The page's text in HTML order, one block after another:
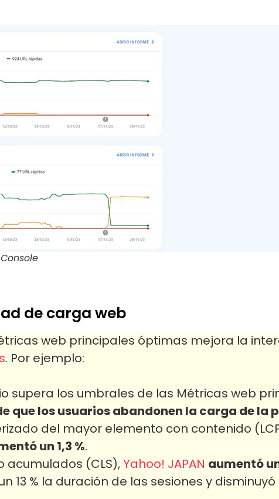
de carga web
web principales óptimas mejora la
. Por ejemplo:
supera los umbrales de las Métricas web
que los usuarios abandonen la carga de la
del mayor elemento con contenido
un 1,3 %.
acumulados (CLS),Yahoo! JAPAN aumentó
13 % la duración de las sesiones y disminuyó